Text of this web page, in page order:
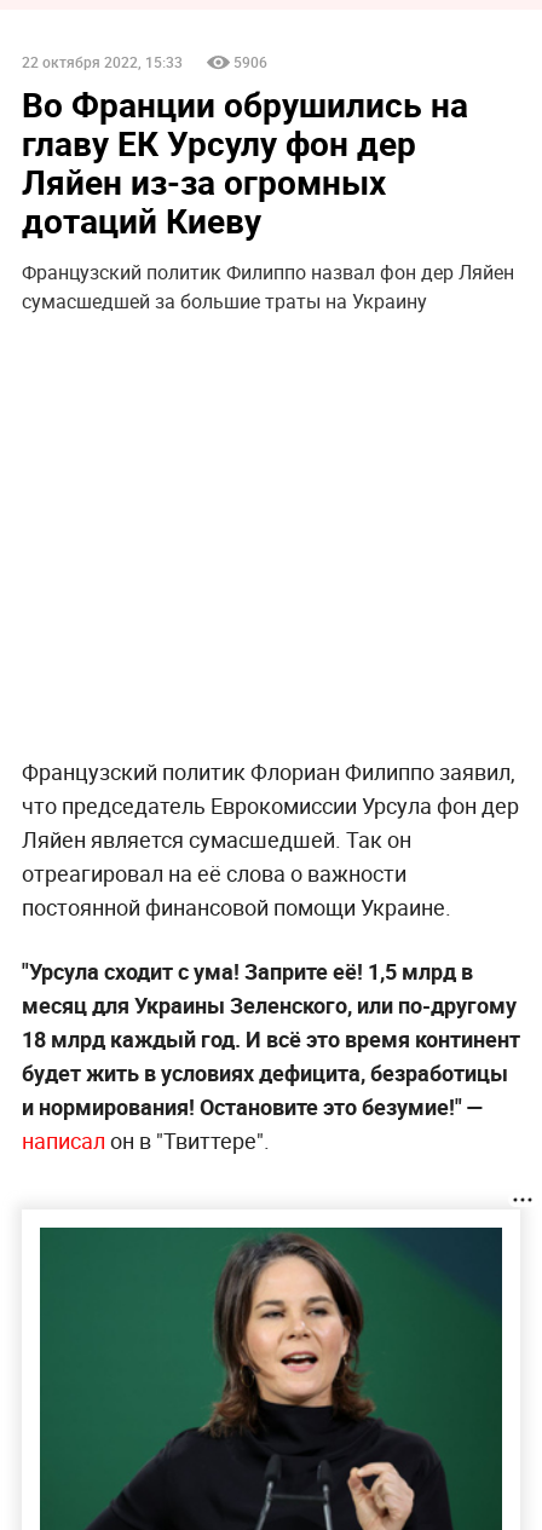
22 октября 2022, 15:33 5906
Во Франции обрушились на
главу ЕК Урсулу фон дер
Ляйен из-за огромных
дотаций Киеву
Французский политик Филиппо назвал фон дер Ляйен
сумасшедшей за большие траты на Украину
Французский политик Флориан Филиппо заявил,
что председатель Еврокомиссии Урсула фон дер
Ляйен является сумасшедшей. Так он
отреагировал на её слова о важности
постоянной финансовой помощи Украине.
"Урсула сходит с ума! Заприте её! 1,5 млрд в
месяц для Украины Зеленского, или по-другому
18 млрд каждый год. И всё это время континент
будет жить в условиях дефицита, безработицы
и нормирования! Остановите это безумие!" —
написал он в "Твиттере".